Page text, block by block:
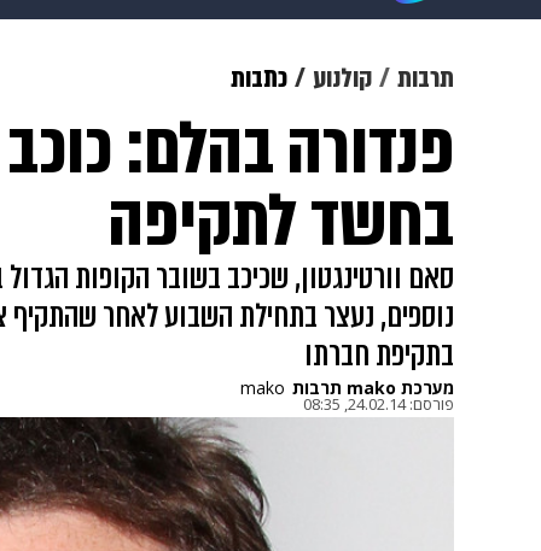
תרבות
גאווה משפט תשעה
תרבות קולנוע כתבות
פנדורה בהלם:
בחשד לתקיפה
סאם וורטינגטון, שכיכב בשובר הקופות
נוספים, נעצר בתחילת השבוע לאחר שהתקיף
בתקיפת חברתו
מערכת mako תרבות mako
פורסם:24.02.14, 08:35